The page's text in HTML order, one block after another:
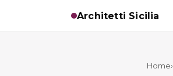
Architetti Sicilia
Home›